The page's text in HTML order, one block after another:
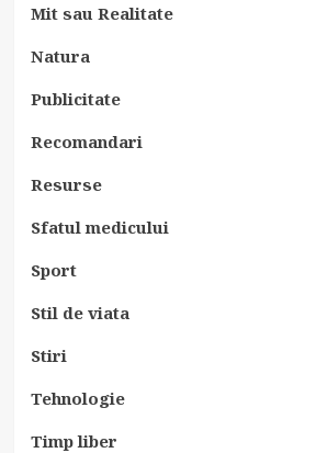
Mit sau Realitate
Natura
Publicitate
Recomandari
Resurse
Sfatul medicului
Sport
Stil de viata
Stiri
Tehnologie
Timp liber